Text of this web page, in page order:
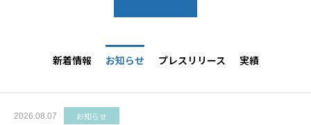
新着情報 お知らせ プレスリリース 実績
2026.08.07 お知らせ